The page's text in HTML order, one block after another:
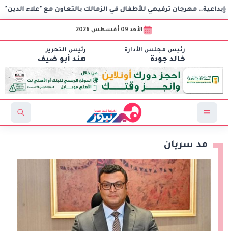
ترفيهي للأطفال في الزمالك بالتعاون مع "علاء الدين"
الأحد 09 أغسطس 2026
رئيس مجلس الأدارة
خالد جودة
رئيس التحرير
هند أبو ضيف
مد سريان